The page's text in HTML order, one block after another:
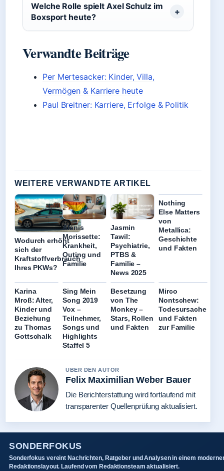
Welche Rolle spielt Axel Schulz im
Boxsport heute?
Verwandte Beiträge
Per Mertesacker: Kinder, Villa,
Vermögen & Karriere heute
Paul Breitner: Karriere, Erfolge & Politik
WEITERE VERWANDTE ARTIKEL
Wodurch erhöht
sich der
Kraftstoffverbrauch
Ihres PKWs?
Alanis
Morissette:
Krankheit,
Outing und
Familie
Jasmin
Tawil:
Psychiatrie,
PTBS &
Familie –
News 2025
Nothing
Else Matters
von
Metallica:
Geschichte
und Fakten
Karina
Mroß: Alter,
Kinder und
Beziehung
zu Thomas
Gottschalk
Sing Mein
Song 2019
Vox –
Teilnehmer,
Songs und
Highlights
Staffel 5
Besetzung
von The
Monkey –
Stars, Rollen
und Fakten
Mirco
Nontschew:
Todesursache
und Fakten
zur Familie
UBER DEN AUTOR
Felix Maximilian Weber Bauer
Die Berichterstattung wird fortlaufend mit
transparenter Quellenprüfung aktualisiert.
SONDERFOKUS
Sonderfokus vereint Nachrichten, Ratgeber und Analysen in einem
Redaktionslayout. Laufend vom Redaktionsteam aktualisiert.